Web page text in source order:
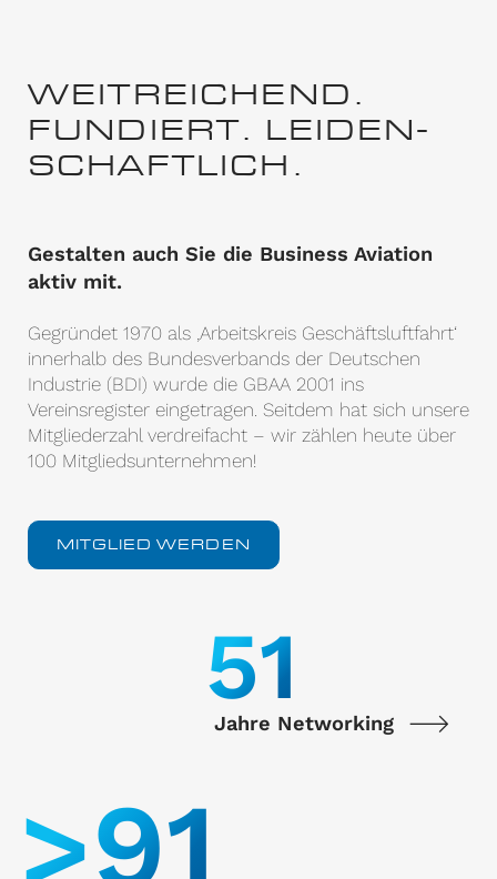
WEITREICHEND.
FUNDIERT. LEIDEN­
SCHAFTLICH.
Gestalten auch Sie die Business Aviation
aktiv mit.
Gegründet 1970 als ‚Arbeitskreis Geschäftsluftfahrt‘
innerhalb des Bundesverbands der Deutschen
Industrie (BDI) wurde die GBAA 2001 ins
Vereinsregister eingetragen. Seitdem hat sich unsere
Mitgliederzahl verdreifacht – wir zählen heute über
100 Mitgliedsunternehmen!
MITGLIED WERDEN
55
Jahre Networking
>100